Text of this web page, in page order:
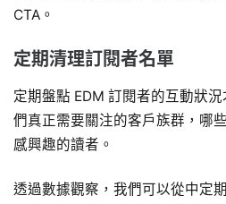
CTA。
定期清理訂閱者名單
定期盤點 EDM 訂閱者的互動狀
們真正需要關注的客戶族群，哪
感興趣的讀者。
透過數據觀察，我們可以從中定